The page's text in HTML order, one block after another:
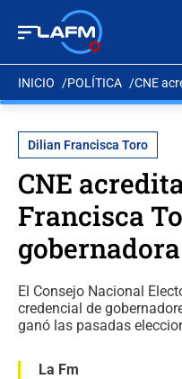
INICIO POLÍTICA CNE
Dilian Francisca Toro
CNE
Francisca
El Consejo Nacional
credencial de
ganó las pasadas
La Fm